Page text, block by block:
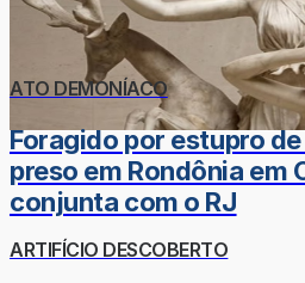
ATO DEMONÍACO
Foragido por estupro
preso em Rondônia em
conjunta com o RJ
ARTIFÍCIO DESCOBERTO